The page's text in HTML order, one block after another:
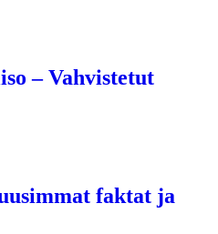
– Vahvistetut
faktat ja